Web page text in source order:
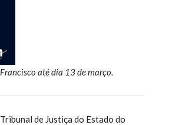
até dia 13 de março.
de Justiça do Estado do